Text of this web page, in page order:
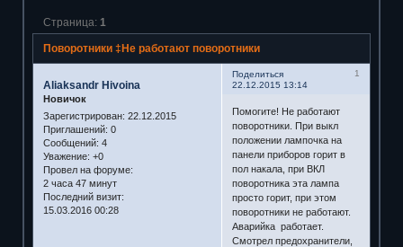
Поворотники ‡Не работают поворотники
Страница: 1
Поделиться
1
22.12.2015 13:14
Aliaksandr Hivoina
Новичок
Зарегистрирован: 22.12.2015
Приглашений: 0
Сообщений: 4
Уважение: +0
Провел на форуме:
2 часа 47 минут
Последний визит:
15.03.2016 00:28
Помогите! Не работают
поворотники. При выкл
положении лампочка на
панели приборов горит в
пол накала, при ВКЛ
поворотника эта лампа
просто горит, при этом
поворотники не работают.
Аварийка работает.
Смотрел предохранители,